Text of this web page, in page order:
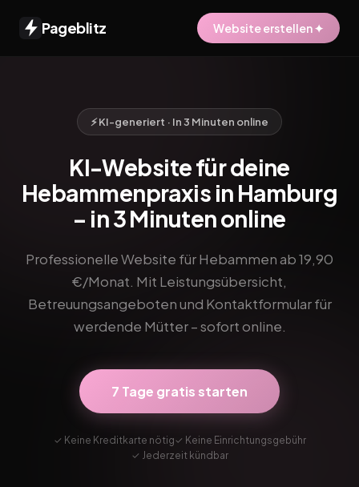
Pageblitz Website erstellen ✦
⚡ KI-generiert · In 3 Minuten online
KI-Website für deine
Hebammenpraxis in Hamburg
– in 3 Minuten online
Professionelle Website für Hebammen ab 19,90
€/Monat. Mit Leistungsübersicht,
Betreuungsangeboten und Kontaktformular für
werdende Mütter – sofort online.
7 Tage gratis starten
✓ Keine Kreditkarte nötig✓ Keine Einrichtungsgebühr
✓ Jederzeit kündbar